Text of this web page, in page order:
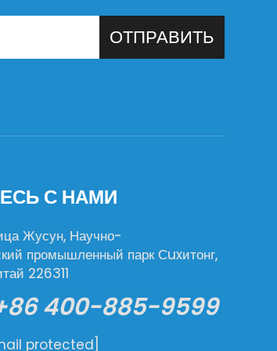
ОТПРАВИТЬ
С НАМИ
Жусун, Научно-
промышленный парк Сuxитонг,
226311
400-885-9599
protected]